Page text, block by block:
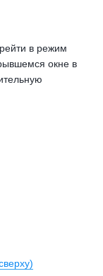
в режим
окне в